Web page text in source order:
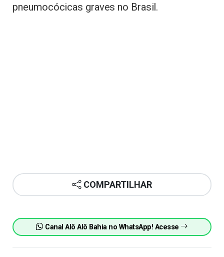
pneumocócicas graves no Brasil.
COMPARTILHAR
Canal Alô Alô Bahia no WhatsApp! Acesse